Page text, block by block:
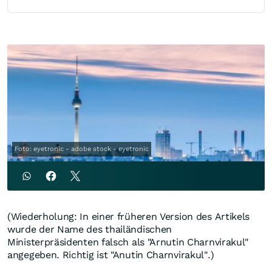
Foto: eyetronic - adobe stock - eyetronic
(Wiederholung: In einer früheren Version des Artikels
wurde der Name des thailändischen
Ministerpräsidenten falsch als "Arnutin Charnvirakul"
angegeben. Richtig ist "Anutin Charnvirakul".)